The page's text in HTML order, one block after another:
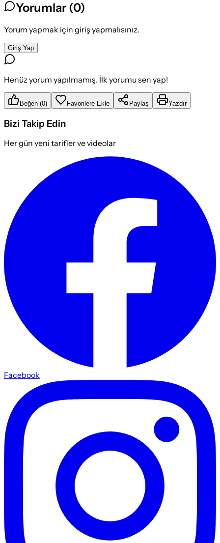
Yorumlar (0)
Yorum yapmak için giriş yapmalısınız.
Giriş Yap
Henüz yorum yapılmamış. İlk yorumu sen yap!
Beğen (0) Favorilere Ekle Paylaş Yazdır
Bizi Takip Edin
Her gün yeni tarifler ve videolar
Facebook